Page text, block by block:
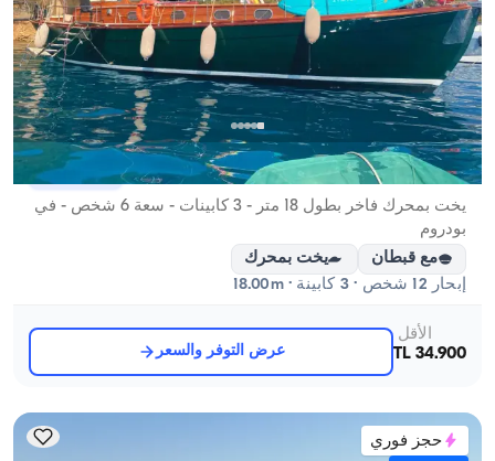
مرمريس, Muğla قارب جديد
يخت بمحرك فاخر بطول 18 متر - 3 كابينات - سعة 6 شخص - في
بودروم
مع قبطان
يخت بمحرك
إبحار 12 شخص · 3 كابينة · 18.00m
الأقل
34.900 TL
عرض التوفر والسعر
حجز فوري